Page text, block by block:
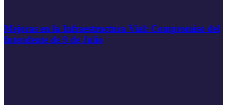
Mejoras en la Infraestructura Vial: Compromiso del
Intendente de 9 de Julio